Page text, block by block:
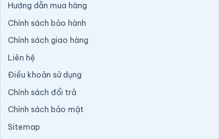
Hướng dẫn mua hàng
Chính sách bảo hành
Chính sách giao hàng
Liên hệ
Điều khoản sử dụng
Chính sách đổi trả
Chính sách bảo mật
Sitemap